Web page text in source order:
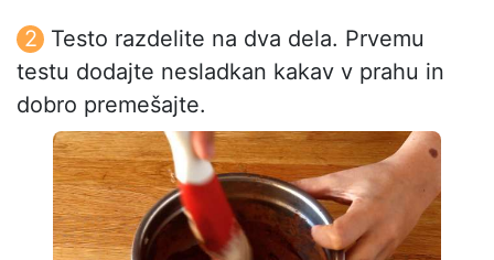
Testo razdelite na dva dela. Prvemu
testu dodajte nesladkan kakav v prahu in
dobro premešajte.